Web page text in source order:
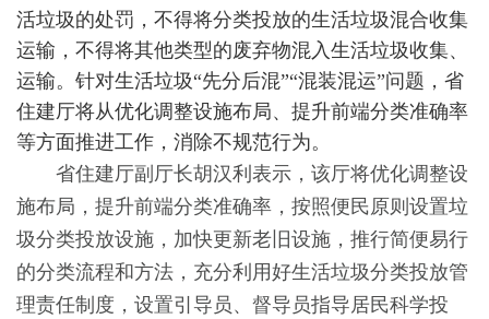
活垃圾的处罚，不得将分类投放的生活垃圾混合收集
运输，不得将其他类型的废弃物混入生活垃圾收集、
运输。针对生活垃圾“先分后混”“混装混运”问题，省
住建厅将从优化调整设施布局、提升前端分类准确率
等方面推进工作，消除不规范行为。
省住建厅副厅长胡汉利表示，该厅将优化调整设
施布局，提升前端分类准确率，按照便民原则设置垃
圾分类投放设施，加快更新老旧设施，推行简便易行
的分类流程和方法，充分利用好生活垃圾分类投放管
理责任制度，设置引导员、督导员指导居民科学投